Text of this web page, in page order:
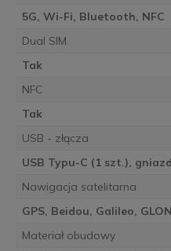
5G, Wi-Fi, Bluetooth, NFC
Dual SIM
Tak
NFC
Tak
USB - złącza
USB Typu-C (1 szt.),
Nawigacja satelitarna
GPS, Beidou, Galileo,
Materiał obudowy